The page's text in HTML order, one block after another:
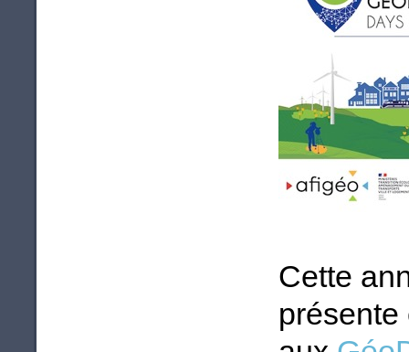
Cette
présente